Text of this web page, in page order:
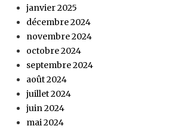
janvier 2025
décembre 2024
novembre 2024
octobre 2024
septembre 2024
août 2024
juillet 2024
juin 2024
mai 2024